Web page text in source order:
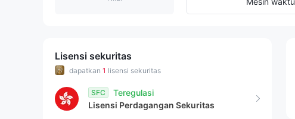
4
5
Lisensi sekuritas
dapatkan 1 lisensi sekuritas
SFC
Teregulasi
Lisensi Perdagangan Sekuritas